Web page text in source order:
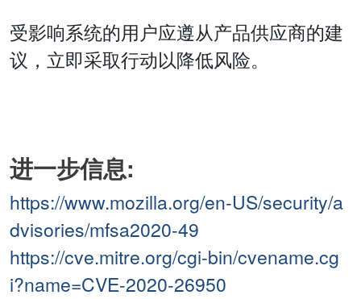
受影响系统的用户应遵从产品供应商的建
议，立即采取行动以降低风险。
进一步信息:
https://www.mozilla.org/en-US/security/a
dvisories/mfsa2020-49
https://cve.mitre.org/cgi-bin/cvename.cg
i?name=CVE-2020-26950